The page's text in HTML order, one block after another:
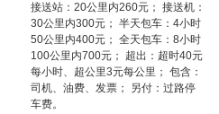
接送站：20公里内260元； 接送机：
30公里内300元； 半天包车：4小时
50公里内400元； 全天包车：8小时
100公里内700元； 超出：超时40元
每小时、超公里3元每公里； 包含：
司机、油费、发票； 另付：过路停
车费。